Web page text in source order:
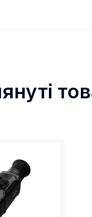
темряві.
детектор